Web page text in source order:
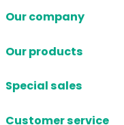
Our company
Our products
Special sales
Customer service